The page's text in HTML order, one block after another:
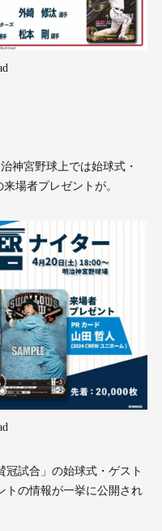
神宮野球上では始球式・
場者プレゼントが。
冠試合」の始球式・ゲスト
トの情報が一挙に公開され